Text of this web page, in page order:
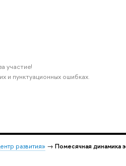
участие!
и пунктуационных ошибках.
развития» → Помесячная динамика